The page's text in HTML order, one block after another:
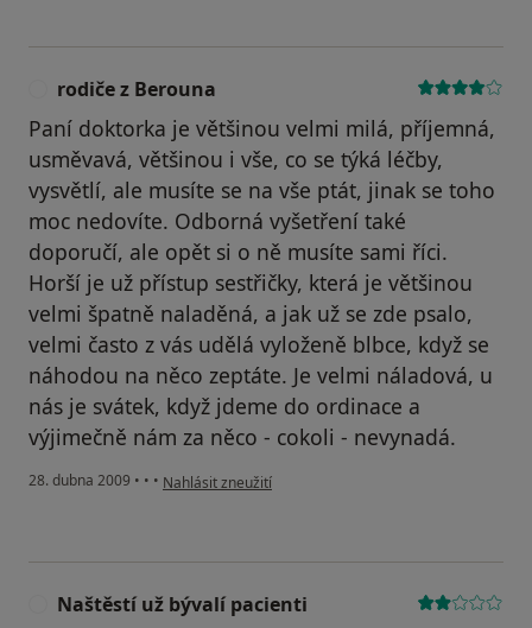
rodiče z Berouna
Paní doktorka je většinou velmi milá, příjemná,
usměvavá, většinou i vše, co se týká léčby,
vysvětlí, ale musíte se na vše ptát, jinak se toho
moc nedovíte. Odborná vyšetření také
doporučí, ale opět si o ně musíte sami říci.
Horší je už přístup sestřičky, která je většinou
velmi špatně naladěná, a jak už se zde psalo,
velmi často z vás udělá vyloženě blbce, když se
náhodou na něco zeptáte. Je velmi náladová, u
nás je svátek, když jdeme do ordinace a
výjimečně nám za něco - cokoli - nevynadá.
28. dubna 2009 • • • podle názoru uživatele rodiče z Berouna
Nahlásit zneužití
Naštěstí už bývalí pacienti